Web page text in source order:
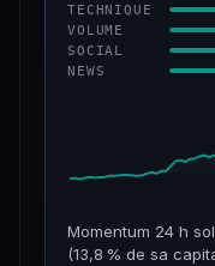
TECHNIQUE
VOLUME
SOCIAL
NEWS
Momentum 24 h
(13,8 % de sa